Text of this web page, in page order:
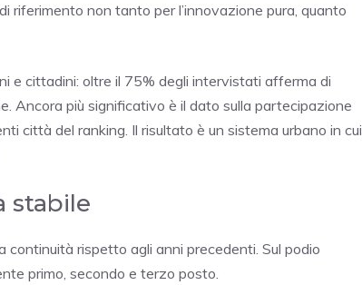
riferimento non tanto per l’innovazione pura, quanto
e cittadini: oltre il 75% degli intervistati afferma di
Ancora più significativo è il dato sulla partecipazione
città del ranking. Il risultato è un sistema urbano in cui
stabile
rispetto agli anni precedenti. Sul podio
primo, secondo e terzo posto.